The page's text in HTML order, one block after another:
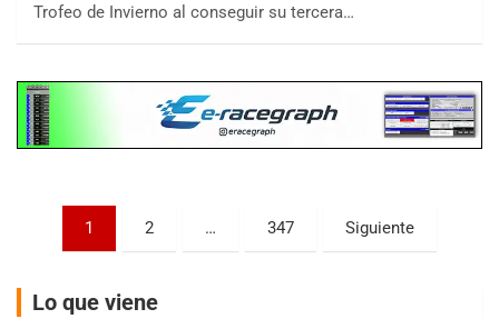
Trofeo de Invierno al conseguir su tercera…
Paginación
entradas
1 2 … 347 Siguiente
Lo que viene
Ramiro Tot (Asfalto)
KDO - F6
Ciudad de Trenque Lauquen (Asfalto)
Trenque Lauquen (Buenos Aires)
Villaguay (Entre Ríos)
VICTORIENSE - F7